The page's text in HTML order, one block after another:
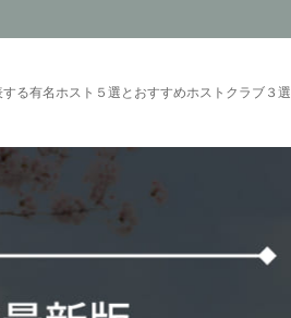
る有名ホスト５選とおすすめホストクラブ３選